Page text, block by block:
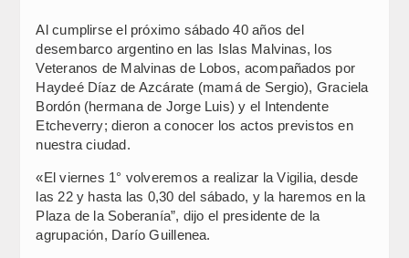
Al cumplirse el próximo sábado 40 años del
desembarco argentino en las Islas Malvinas, los
Veteranos de Malvinas de Lobos, acompañados por
Haydeé Díaz de Azcárate (mamá de Sergio), Graciela
Bordón (hermana de Jorge Luis) y el Intendente
Etcheverry; dieron a conocer los actos previstos en
nuestra ciudad.
«El viernes 1° volveremos a realizar la Vigilia, desde
las 22 y hasta las 0,30 del sábado, y la haremos en la
Plaza de la Soberanía”, dijo el presidente de la
agrupación, Darío Guillenea.